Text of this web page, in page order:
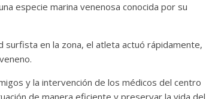
especie marina venenosa conocida por su
surfista en la zona, el atleta actuó rápidamente,
y la intervención de los médicos del centro
de manera eficiente y preservar la vida del